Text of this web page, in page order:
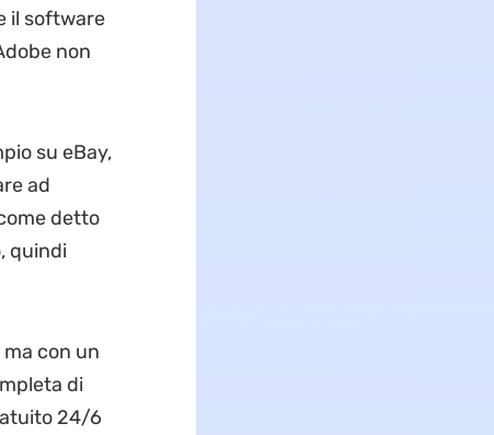
il software
non
su eBay,
ad
detto
quindi
con un
di
24/6